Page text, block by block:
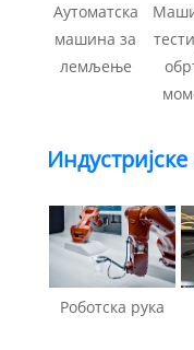
Аутоматска
машина за
лемљење
Роботска рука